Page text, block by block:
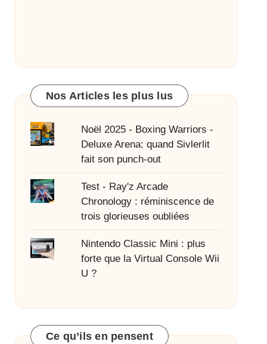
Nos Articles les plus lus
Noël 2025 - Boxing Warriors -
Deluxe Arena: quand Sivlerlit
fait son punch-out
Test - Ray'z Arcade
Chronology : réminiscence de
trois glorieuses oubliées
Nintendo Classic Mini : plus
forte que la Virtual Console Wii
U ?
Ce qu’ils en pensent